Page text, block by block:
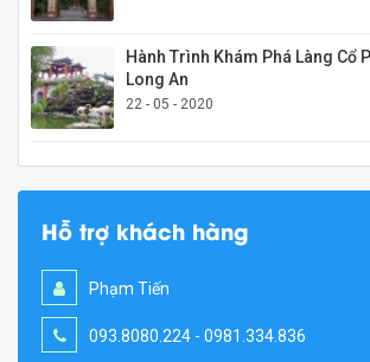
Hành Trình Khám Phá Làng Cổ
Long An
22 - 05 - 2020
Hỗ trợ khách hàng
Phạm Tiến
093.8080.224 - 0981.334.836